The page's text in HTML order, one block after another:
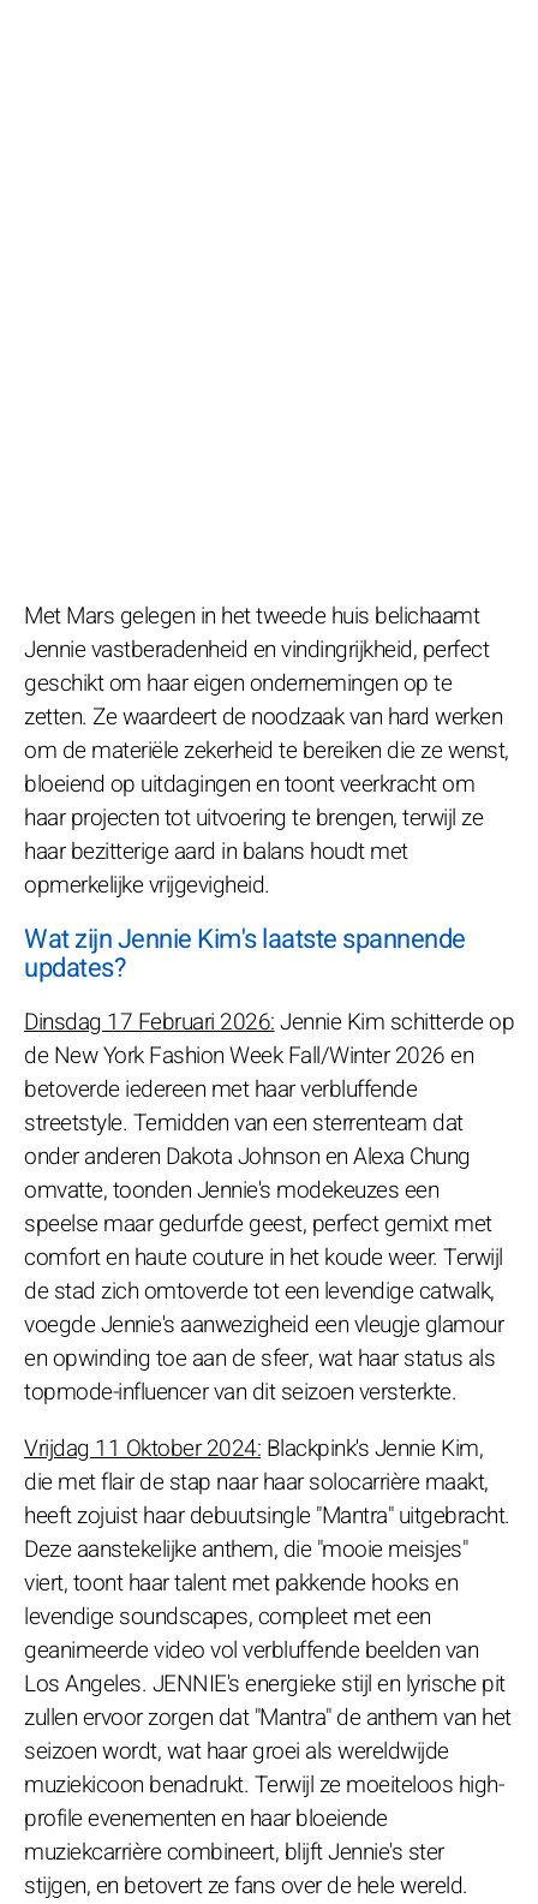
Met Mars gelegen in het tweede huis belichaamt
Jennie vastberadenheid en vindingrijkheid, perfect
geschikt om haar eigen ondernemingen op te
zetten. Ze waardeert de noodzaak van hard werken
om de materiële zekerheid te bereiken die ze wenst,
bloeiend op uitdagingen en toont veerkracht om
haar projecten tot uitvoering te brengen, terwijl ze
haar bezitterige aard in balans houdt met
opmerkelijke vrijgevigheid.
Wat zijn Jennie Kim's laatste spannende
updates?
Dinsdag 17 Februari 2026:Jennie Kim schitterde op
de New York Fashion Week Fall/Winter 2026 en
betoverde iedereen met haar verbluffende
streetstyle. Temidden van een sterrenteam dat
onder anderen Dakota Johnson en Alexa Chung
omvatte, toonden Jennie's modekeuzes een
speelse maar gedurfde geest, perfect gemixt met
comfort en haute couture in het koude weer. Terwijl
de stad zich omtoverde tot een levendige catwalk,
voegde Jennie's aanwezigheid een vleugje glamour
en opwinding toe aan de sfeer, wat haar status als
topmode-influencer van dit seizoen versterkte.
Vrijdag 11 Oktober 2024: Blackpink's Jennie Kim,
die met flair de stap naar haar solocarrière maakt,
heeft zojuist haar debuutsingle "Mantra" uitgebracht.
Deze aanstekelijke anthem, die "mooie meisjes"
viert, toont haar talent met pakkende hooks en
levendige soundscapes, compleet met een
geanimeerde video vol verbluffende beelden van
Los Angeles. JENNIE's energieke stijl en lyrische pit
zullen ervoor zorgen dat "Mantra" de anthem van het
seizoen wordt, wat haar groei als wereldwijde
muziekicoon benadrukt. Terwijl ze moeiteloos high-
profile evenementen en haar bloeiende
muziekcarrière combineert, blijft Jennie's ster
stijgen, en betovert ze fans over de hele wereld.